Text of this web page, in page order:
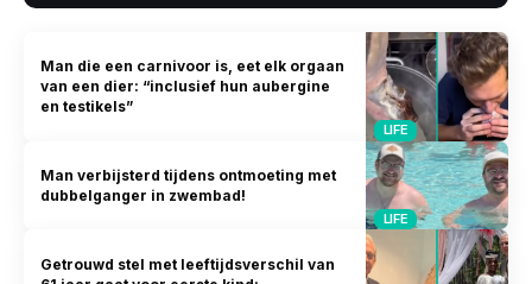
LIFE
Man die een carnivoor is, eet elk orgaan
van een dier: “inclusief hun aubergine
en testikels”
LIFE
Man verbijsterd tijdens ontmoeting met
dubbelganger in zwembad!
Getrouwd stel met leeftijdsverschil van